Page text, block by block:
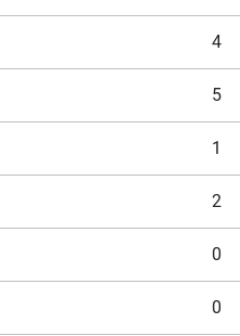
4
5
1
2
0
0